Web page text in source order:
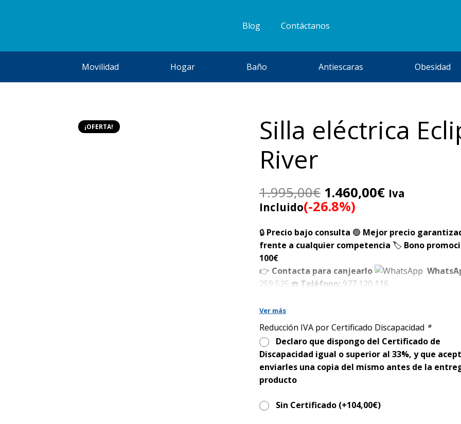
Blog Contáctanos
Movilidad Hogar Baño Antiescaras Obesidad
¡OFERTA!
Silla eléctrica
River
1.995,00€ El
precio
original
era:
1.995,00€.
1.460,00€El
es:
1.460,00€.
Iva
Incluido(-26.8%)
🔒 Precio bajo consulta 🟢 Mejor precio
frente a cualquier competencia 🏷️ Bono
100€
👉 Contacta para canjearlo
259 525 ☎️ Teléfono: 977 120 116
✅ Silla eléctrica compacta y desmontable en 3 partes,
herramientas
✅ Pieza más pesada de solo 15 kg, ideal para
maletero
y radio de giro 90 cm
Ver más
Reducción IVA por Certificado Discapacidad *
Declaro que dispongo del Certificado de
Discapacidad igual o superior al 33%, y que
enviarles una copia del mismo antes de la
producto
Sin Certificado (+104,00€)